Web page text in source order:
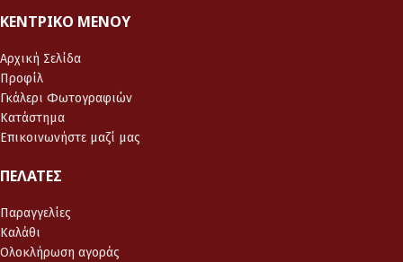
ΚΕΝΤΡΙΚΌ ΜΕΝΟΎ
Αρχική Σελίδα
Προφίλ
Γκάλερι Φωτογραφιών
Κατάστημα
Επικοινωνήστε μαζί μας
ΠΕΛΆΤΕΣ
Παραγγελίες
Καλάθι
Ολοκλήρωση αγοράς